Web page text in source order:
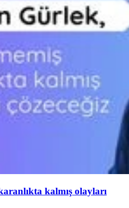
kalmış olayları